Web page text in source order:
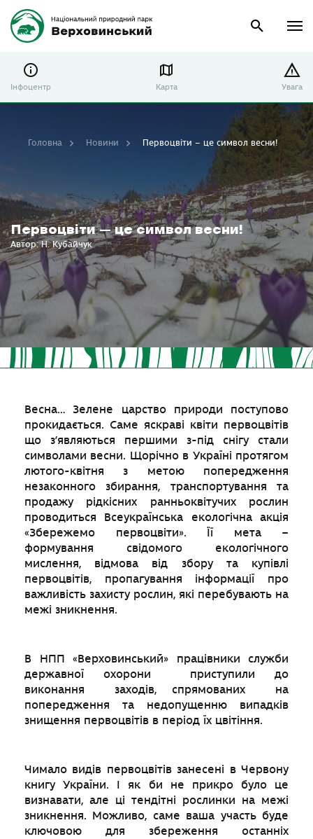
Інфоцентр Карта Увага
Первоцвіти – це символ весни!
Автор: Н. Кубайчук
Головна Новини Первоцвіти – це символ весни!
Весна… Зелене царство природи поступово
прокидається. Саме яскраві квіти первоцвітів
що з’являються першими з-під снігу стали
символами весни. Щорічно в Україні протягом
лютого-квітня з метою попередження
незаконного збирання, транспортування та
продажу рідкісних ранньоквітучих рослин
проводиться Всеукраїнська екологічна акція
«Збережемо первоцвіти». Її мета –
формування свідомого екологічного
мислення, відмова від збору та купівлі
первоцвітів, пропагування інформації про
важливість захисту рослин, які перебувають на
межі зникнення.
В НПП «Верховинський» працівники служби
державної охорони приступили до
виконання заходів, спрямованих на
попередження та недопущенню випадків
знищення первоцвітів в період їх цвітіння.
Чимало видів первоцвітів занесені в Червону
книгу України. І як би не прикро було це
визнавати, але ці тендітні рослинки на межі
зникнення. Можливо, саме ваша участь буде
ключовою для збереження останніх